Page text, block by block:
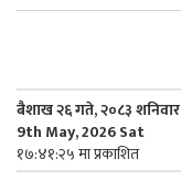
बैशाख २६ गते, २०८३ शनिवार
9th May, 2026 Sat
१७:४१:२५ मा प्रकाशित